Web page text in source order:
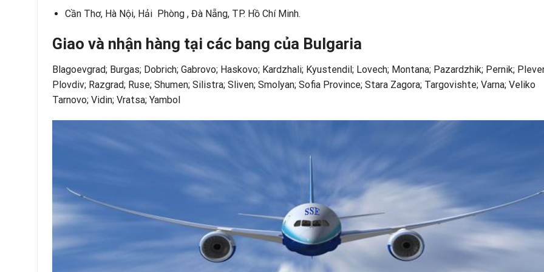
Cần Thơ, Hà Nội, Hải Phòng , Đà Nẵng, TP. Hồ Chí Minh.
Giao và nhận hàng tại các bang của Bulgaria
Blagoevgrad; Burgas; Dobrich; Gabrovo; Haskovo; Kardzhali; Kyustendil; Lovech; Montana; Pazardzhik; Pernik;
Plovdiv; Razgrad; Ruse; Shumen; Silistra; Sliven; Smolyan; Sofia Province; Stara Zagora; Targovishte; Varna; Veliko
Tarnovo; Vidin; Vratsa; Yambol